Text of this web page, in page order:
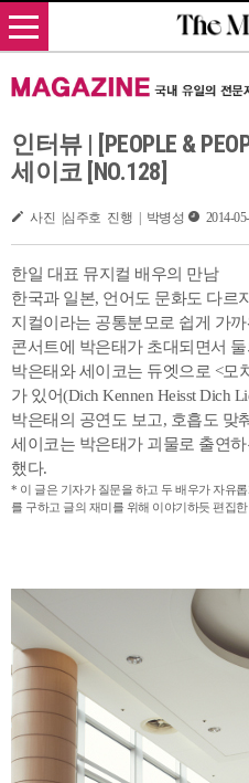
인터뷰 | [PEOPLE &
세이코 [NO.128]
사진 |심주호 진행 | 박병성 2014-
한일 대표 뮤지컬 배우의 만남
한국과 일본, 언어도 문화도 다르
지컬이라는 공통분모로 쉽게 가
콘서트에 박은태가 초대되면서
박은태와 세이코는 듀엣으로 <모
가 있어(Dich Kennen Heisst Dich
박은태의 공연도 보고, 호흡도 맞
세이코는 박은태가 괴물로 출연
했다.
* 이 글은 기자가 질문을 하고 두 배우가 자유
를 구하고 글의 재미를 위해 이야기하듯 편집한